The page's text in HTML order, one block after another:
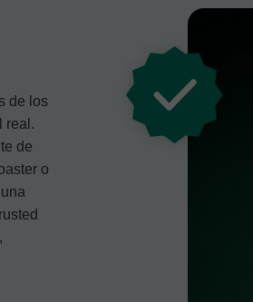
de los
real.
de
o